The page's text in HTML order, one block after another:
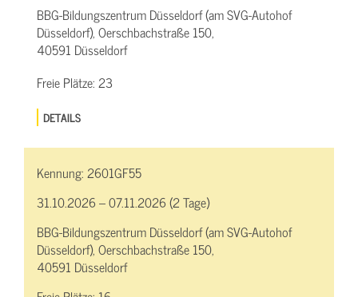
BBG-Bildungszentrum Düsseldorf (am SVG-Autohof
Düsseldorf), Oerschbachstraße 150,
40591 Düsseldorf
Freie Plätze:23
DETAILS
Kennung:2601GF55
31.10.2026 – 07.11.2026 (2 Tage)
BBG-Bildungszentrum Düsseldorf (am SVG-Autohof
Düsseldorf), Oerschbachstraße 150,
40591 Düsseldorf